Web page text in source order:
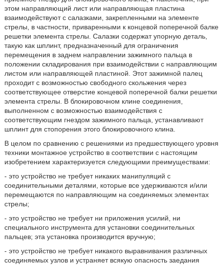
этом направляющий лист или направляющая пластина
взаимодействуют с салазками, закрепленными на элементе
стрелы, в частности, приваренными к концевой поперечной балке
решетки элемента стрелы. Салазки содержат упорную деталь,
такую как шплинт, предназначенный для ограничения
перемещения в заднем направлении зажимного пальца в
положении складирования при взаимодействии с направляющим
листом или направляющей пластиной. Этот зажимной палец
проходит с возможностью свободного скольжения через
соответствующее отверстие концевой поперечной балки решетки
элемента стрелы. В блокировочном клине соединения,
выполненном с возможностью взаимодействия с
соответствующим гнездом зажимного пальца, устанавливают
шплинт для стопорения этого блокировочного клина.
В целом по сравнению с решениями из предшествующего уровня
техники монтажное устройство в соответствии с настоящим
изобретением характеризуется следующими преимуществами:
- это устройство не требует никаких манипуляций с
соединительными деталями, которые все удерживаются и/или
перемещаются по направляющим на соединяемых элементах
стрелы;
- это устройство не требует ни приложения усилий, ни
специального инструмента для установки соединительных
пальцев; эта установка производится вручную;
- это устройство не требует никакого выравнивания различных
соединяемых узлов и устраняет всякую опасность заедания